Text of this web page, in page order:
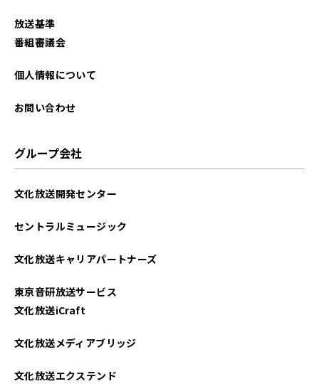
放送基準
番組審議会
個人情報について
お問い合わせ
グループ会社
文化放送開発センター
セントラルミュージック
文化放送キャリアパートナーズ
東京音研放送サービス
文化放送iCraft
文化放送メディアブリッジ
文化放送エクステンド